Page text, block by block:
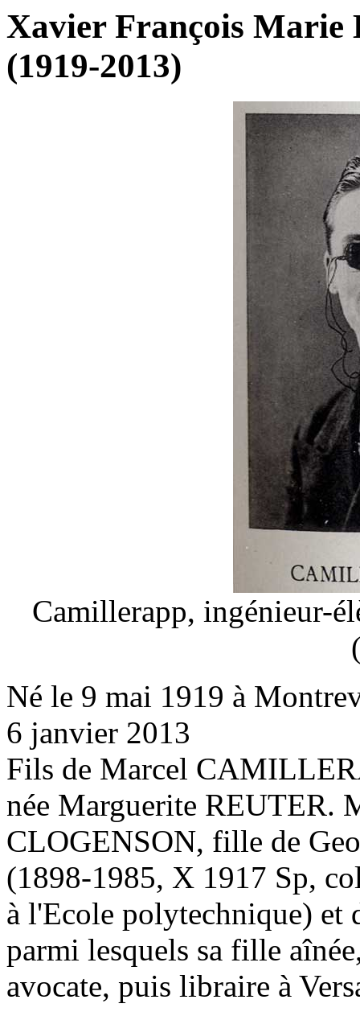
Xavier François
(1919-2013)
Camillerapp, ingénieur-
Né le 9 mai 1919 à
6 janvier 2013
Fils de Marcel
née Marguerite REUTER.
CLOGENSON, fille de
(1898-1985, X 1917 Sp,
à l'Ecole polytechnique) et
parmi lesquels sa fille
avocate, puis libraire à